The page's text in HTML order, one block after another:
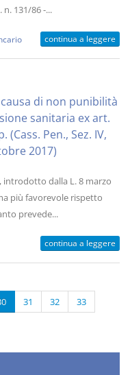
131/86 -...
continua a leggere
di non punibilità
sanitaria ex art.
(Cass. Pen., Sez. IV,
2017)
introdotto dalla L. 8 marzo
più favorevole rispetto
prevede...
continua a leggere
31 32
33